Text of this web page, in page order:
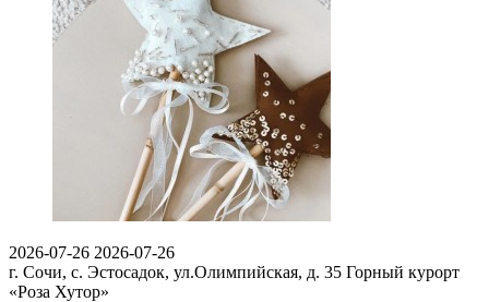
2026-07-26 2026-07-26
г. Сочи, с. Эстосадок, ул.Олимпийская, д. 35 Горный курорт
«Роза Хутор»